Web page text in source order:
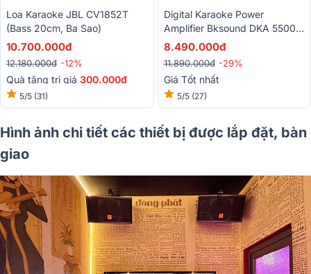
Loa Karaoke JBL CV1852T
(bass 20cm, Ba Sao)
10.700.000đ
12.180.000đ -12%
Quà tặng trị giá 300.000đ
5/5 (31)
Digital Karaoke Power
Amplifier Bksound DKA 5500
(2 Kênh, 250W, Kèm Micro
8.490.000đ
11.890.000đ -29%
Giá Tốt nhất
5/5 (27)
Hình ảnh chi tiết các thiết bị được lắp đặt, bàn
giao